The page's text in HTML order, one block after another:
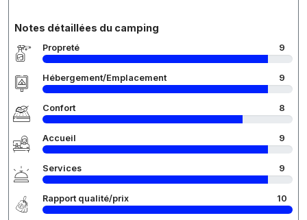
Notes détaillées du camping
Propreté 9
Hébergement/Emplacement 9
Confort 8
Accueil 9
Services 9
Rapport qualité/prix 10